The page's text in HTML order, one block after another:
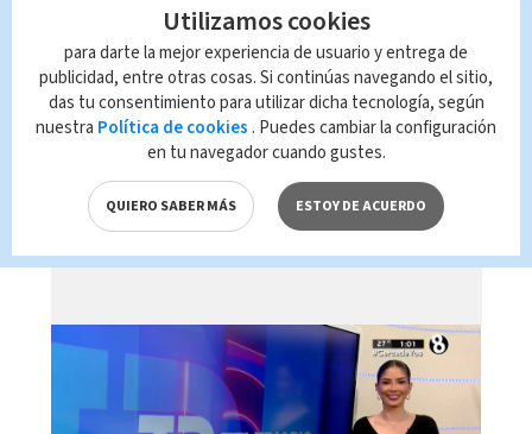
Telediario En Directo con Paula
Brenes, 05 de agosto 2026
Utilizamos cookies
para darte la mejor experiencia de usuario y entrega de
publicidad, entre otras cosas. Si continúas navegando el sitio,
das tu consentimiento para utilizar dicha tecnología, según
nuestra Política de cookies . Puedes cambiar la configuración
en tu navegador cuando gustes.
QUIERO SABER MÁS ESTOY DE ACUERDO